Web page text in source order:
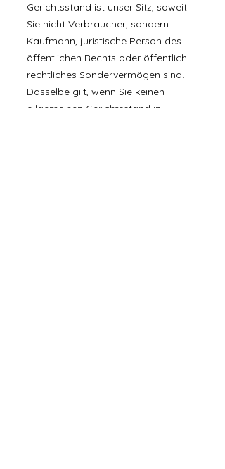
Gerichtsstand ist unser Sitz, soweit
Sie nicht Verbraucher, sondern
Kaufmann, juristische Person des
öffentlichen Rechts oder öffentlich-
rechtliches Sondervermögen sind.
Dasselbe gilt, wenn Sie keinen
allgemeinen Gerichtsstand in